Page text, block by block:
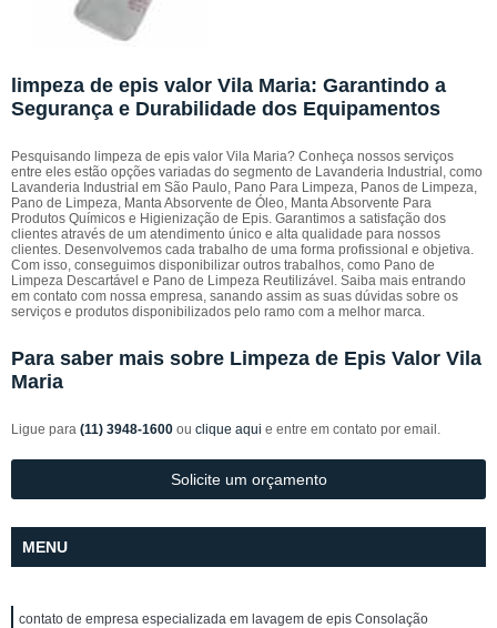
limpeza de epis valor Vila Maria: Garantindo a
Segurança e Durabilidade dos Equipamentos
Pesquisando limpeza de epis valor Vila Maria? Conheça nossos serviços
entre eles estão opções variadas do segmento de Lavanderia Industrial, como
Lavanderia Industrial em São Paulo, Pano Para Limpeza, Panos de Limpeza,
Pano de Limpeza, Manta Absorvente de Óleo, Manta Absorvente Para
Produtos Químicos e Higienização de Epis. Garantimos a satisfação dos
clientes através de um atendimento único e alta qualidade para nossos
clientes. Desenvolvemos cada trabalho de uma forma profissional e objetiva.
Com isso, conseguimos disponibilizar outros trabalhos, como Pano de
Limpeza Descartável e Pano de Limpeza Reutilizável. Saiba mais entrando
em contato com nossa empresa, sanando assim as suas dúvidas sobre os
serviços e produtos disponibilizados pelo ramo com a melhor marca.
Para saber mais sobre Limpeza de Epis Valor Vila
Maria
Ligue para (11) 3948-1600 ou clique aqui e entre em contato por email.
Solicite um orçamento
MENU
contato de empresa especializada em lavagem de epis Consolação